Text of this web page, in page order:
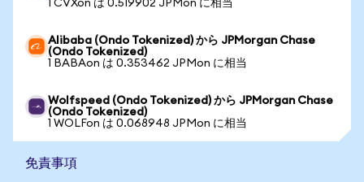
1 CVXon は 0.519902 JPMon に相当
Alibaba (Ondo Tokenized) から JPMorgan Chase
(Ondo Tokenized)
1 BABAon は 0.353462 JPMon に相当
Wolfspeed (Ondo Tokenized) から JPMorgan Chase
(Ondo Tokenized)
1 WOLFon は 0.068948 JPMon に相当
免責事項